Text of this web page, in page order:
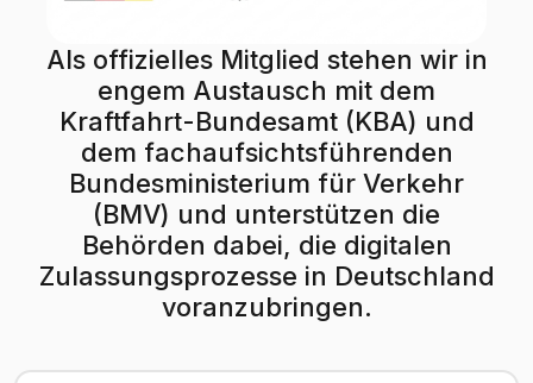
Als offizielles Mitglied stehen wir in
engem Austausch mit dem
Kraftfahrt-Bundesamt (KBA) und
dem fachaufsichtsführenden
Bundesministerium für Verkehr
(BMV) und unterstützen die
Behörden dabei, die digitalen
Zulassungsprozesse in Deutschland
voranzubringen.